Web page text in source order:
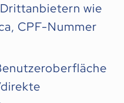
wie
CPF-Nummer